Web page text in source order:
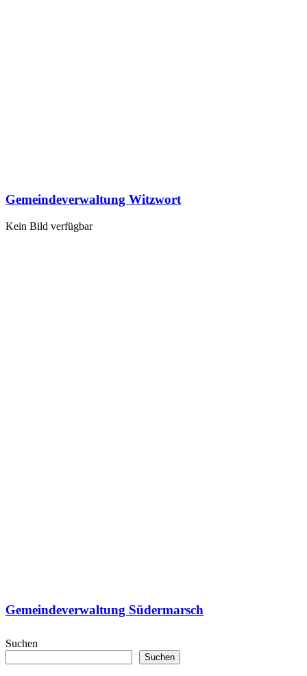
Gemeindeverwaltung Witzwort
Kein Bild verfügbar
Gemeindeverwaltung Südermarsch
Suchen
Suchen